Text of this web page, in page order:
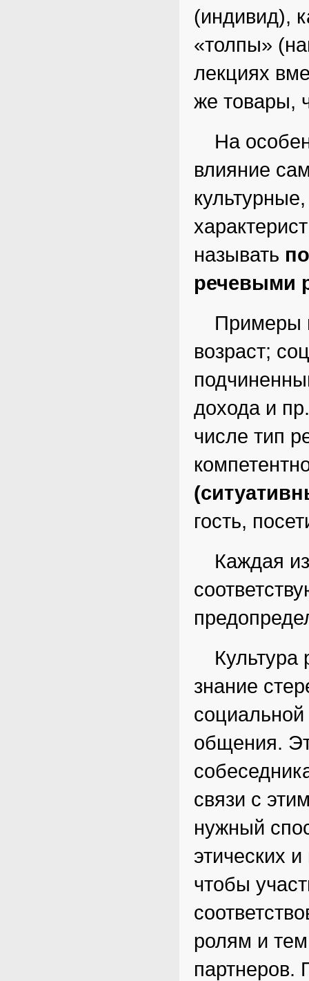
(индивид),
«толпы»
лекциях
же товары,
На
влияние
называть
речевыми
Примеры
возраст;
дохода и
числе тип
гость,
Каждая
Культура
знание
социальной
общения.
связи с
нужный
этических
чтобы
ролям и
партнеров.